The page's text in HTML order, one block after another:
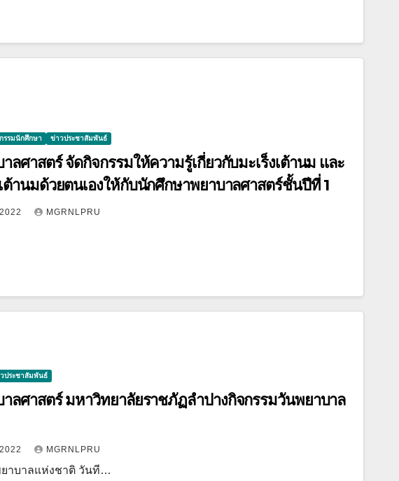
รรมนักศึกษา ข่าวประชาสัมพันธ์
ลศาสตร์ จัดกิจกรรมให้ความรู้เกี่ยวกับมะเร็งเต้านม และ
ต้านมด้วยตนเองให้กับนักศึกษาพยาบาลศาสตร์ชั้นปีที่ 1
MGRNLPRU
ประชาสัมพันธ์
ลศาสตร์ มหาวิทยาลัยราชภัฏลำปางกิจกรรมวันพยาบาล
MGRNLPRU
าบาลแห่งชาติ วันที…